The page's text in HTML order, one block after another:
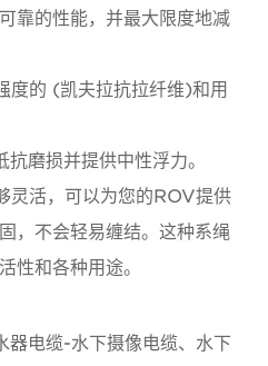
靠的性能，并最大限度地减
度的 (凯夫拉抗拉纤维)和用
磨损并提供中性浮力。
灵活，可以为您的ROV提供
，不会轻易缠结。这种系绳
性和各种用途。
器电缆-水下摄像电缆、水下